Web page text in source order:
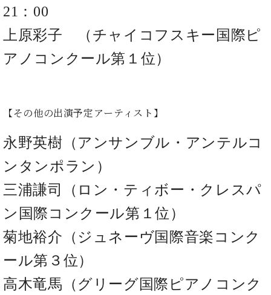
(
律
タ
ー
サ
ー
ビ
ス
(調
律)
調
師
紹
介
調
21：00
上原彩子 （チャイコフスキー国際ピ
アノコンクール第１位）
【その他の出演予定アーティスト】
永野英樹（アンサンブル・アンテルコ
ンタンポラン）
三浦謙司（ロン・ティボー・クレスパ
ン国際コンクール第１位）
菊地裕介（ジュネーヴ国際音楽コンク
ール第３位）
高木竜馬（グリーグ国際ピアノコンク